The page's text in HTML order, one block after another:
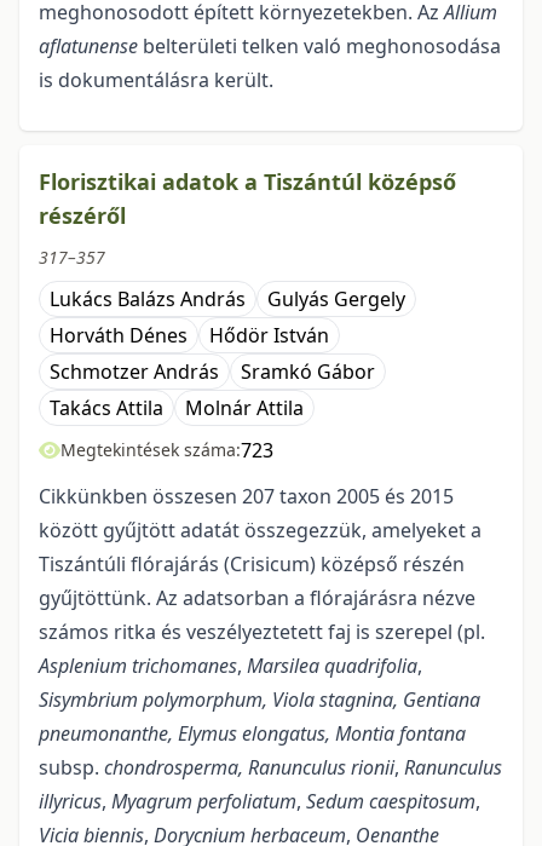
meghonosodott épített környezetekben. AzAllium
aflatunense belterületi telken való meghonosodása
is dokumentálásra került.
Florisztikai adatok a Tiszántúl középső
részéről
317–357
Lukács Balázs András
Gulyás Gergely
Horváth Dénes
Hődör István
Schmotzer András
Sramkó Gábor
Takács Attila
Molnár Attila
Megtekintések száma:723
Cikkünkben összesen 207 taxon 2005 és 2015
között gyűjtött adatát összegezzük, amelyeket a
Tiszántúli flórajárás (Crisicum) középső részén
gyűjtöttünk. Az adatsorban a flórajárásra nézve
számos ritka és veszélyeztetett faj is szerepel (pl.
Asplenium trichomanes, Marsilea quadrifolia,
Sisymbrium polymorphum, Viola stagnina, Gentiana
pneumonanthe, Elymus elongatus, Montia fontana
subsp. chondrosperma, Ranunculus rionii, Ranunculus
illyricus, Myagrum perfoliatum, Sedum caespitosum,
Vicia biennis, Dorycnium herbaceum, Oenanthe